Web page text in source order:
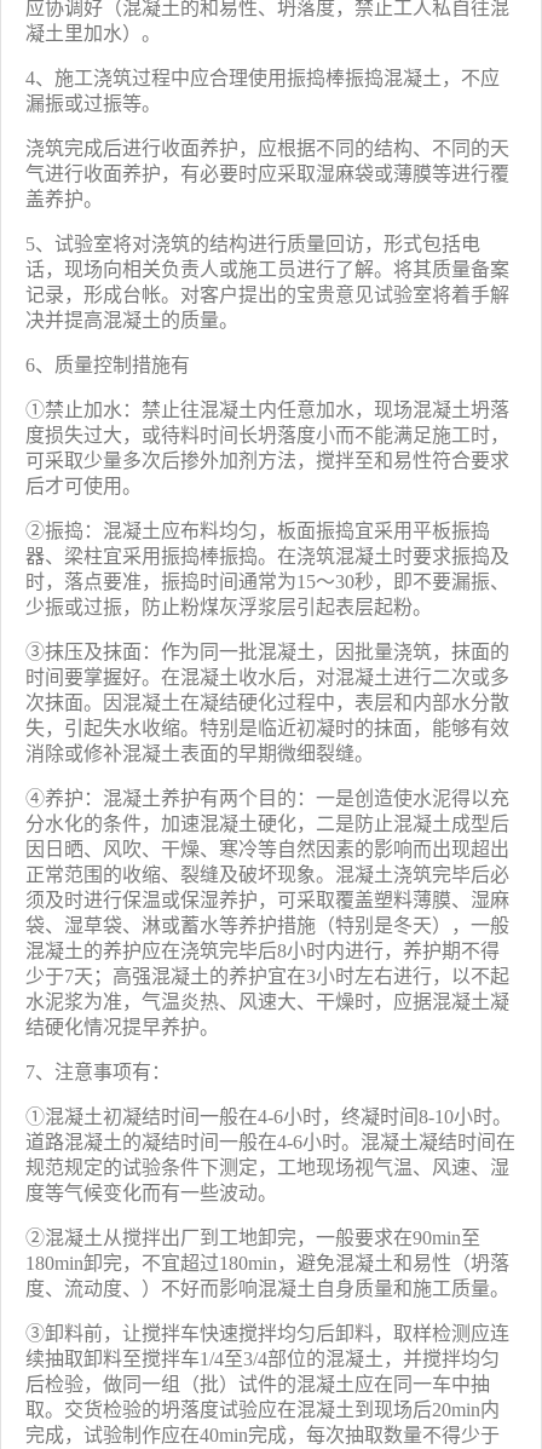
应协调好（混凝土的和易性、坍落度，禁止工人私自往混
凝土里加水）。
4、施工浇筑过程中应合理使用振捣棒振捣混凝土，不应
漏振或过振等。
浇筑完成后进行收面养护，应根据不同的结构、不同的天
气进行收面养护，有必要时应采取湿麻袋或薄膜等进行覆
盖养护。
5、试验室将对浇筑的结构进行质量回访，形式包括电
话，现场向相关负责人或施工员进行了解。将其质量备案
记录，形成台帐。对客户提出的宝贵意见试验室将着手解
决并提高混凝土的质量。
6、 质量控制措施有
①禁止加水：禁止往混凝土内任意加水，现场混凝土坍落
度损失过大，或待料时间长坍落度小而不能满足施工时，
可采取少量多次后掺外加剂方法，搅拌至和易性符合要求
后才可使用。
②振捣：混凝土应布料均匀，板面振捣宜采用平板振捣
器、梁柱宜采用振捣棒振捣。在浇筑混凝土时要求振捣及
时，落点要准，振捣时间通常为15～30秒，即不要漏振、
少振或过振，防止粉煤灰浮浆层引起表层起粉。
③抹压及抹面：作为同一批混凝土，因批量浇筑，抹面的
时间要掌握好。在混凝土收水后，对混凝土进行二次或多
次抹面。因混凝土在凝结硬化过程中，表层和内部水分散
失，引起失水收缩。特别是临近初凝时的抹面，能够有效
消除或修补混凝土表面的早期微细裂缝。
④养护：混凝土养护有两个目的：一是创造使水泥得以充
分水化的条件，加速混凝土硬化，二是防止混凝土成型后
因日晒、风吹、干燥、寒冷等自然因素的影响而出现超出
正常范围的收缩、裂缝及破坏现象。混凝土浇筑完毕后必
须及时进行保温或保湿养护，可采取覆盖塑料薄膜、湿麻
袋、湿草袋、淋或蓄水等养护措施（特别是冬天），一般
混凝土的养护应在浇筑完毕后8小时内进行，养护期不得
少于7天；高强混凝土的养护宜在3小时左右进行，以不起
水泥浆为准，气温炎热、风速大、干燥时，应据混凝土凝
结硬化情况提早养护。
7、 注意事项有：
①混凝土初凝结时间一般在4-6小时，终凝时间8-10小时。
道路混凝土的凝结时间一般在4-6小时。混凝土凝结时间在
规范规定的试验条件下测定，工地现场视气温、风速、湿
度等气候变化而有一些波动。
②混凝土从搅拌出厂到工地卸完，一般要求在90min至
180min卸完，不宜超过180min，避免混凝土和易性（坍落
度、流动度、）不好而影响混凝土自身质量和施工质量。
③卸料前，让搅拌车快速搅拌均匀后卸料，取样检测应连
续抽取卸料至搅拌车1/4至3/4部位的混凝土，并搅拌均匀
后检验，做同一组（批）试件的混凝土应在同一车中抽
取。交货检验的坍落度试验应在混凝土到现场后20min内
完成，试验制作应在40min完成，每次抽取数量不得少于